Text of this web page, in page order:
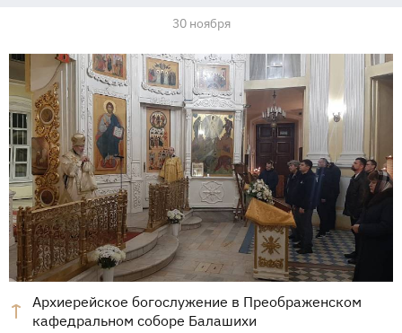
30 ноября
Архиерейское богослужение в Преображенском
кафедральном соборе Балашихи